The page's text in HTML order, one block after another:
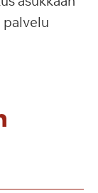
palvelu